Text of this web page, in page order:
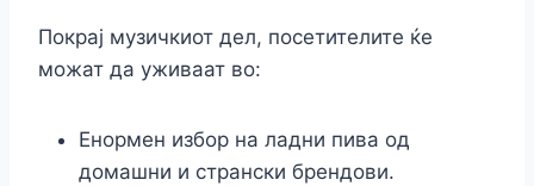
Покрај музичкиот дел, посетителите ќе
можат да уживаат во:
Енормен избор на ладни пива од
домашни и странски брендови.